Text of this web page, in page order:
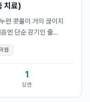
치료)
런 콧물이 거의 끊이지
엔 단순 감기인 줄
증상이 반복되고 있어요.
으로 둔한 두통도 자주
원
1
답변